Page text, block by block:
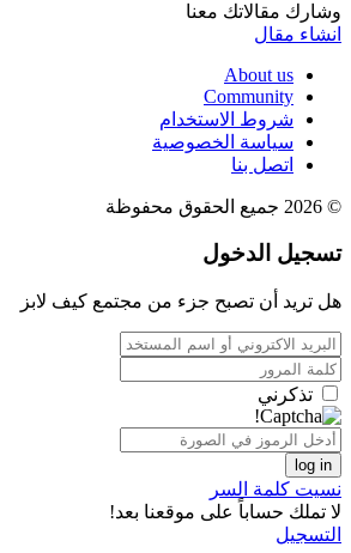
وشارك مقالاتك معنا
انشاء مقال
About us
Community
شروط الاستخدام
سياسة الخصوصية
اتصل بنا
© 2026 جميع الحقوق محفوظة
تسجيل الدخول
هل تريد أن تصبح جزء من مجتمع كيف لابز
تذكرني
log in
نسيت كلمة السر
لا تملك حساباً على موقعنا بعد!
التسجيل